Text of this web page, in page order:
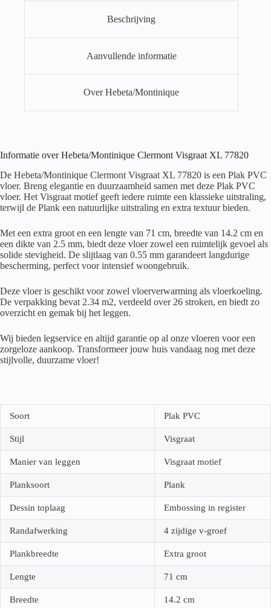
Beschrijving
Aanvullende informatie
Over Hebeta/Montinique
Informatie over Hebeta/Montinique Clermont Visgraat XL 77820
De Hebeta/Montinique Clermont Visgraat XL 77820 is een Plak PVC
vloer. Breng elegantie en duurzaamheid samen met deze Plak PVC
vloer. Het Visgraat motief geeft iedere ruimte een klassieke uitstraling,
terwijl de Plank een natuurlijke uitstraling en extra textuur bieden.
Met een extra groot en een lengte van 71 cm, breedte van 14.2 cm en
een dikte van 2.5 mm, biedt deze vloer zowel een ruimtelijk gevoel als
solide stevigheid. De slijtlaag van 0.55 mm garandeert langdurige
bescherming, perfect voor intensief woongebruik.
Deze vloer is geschikt voor zowel vloerverwarming als vloerkoeling.
De verpakking bevat 2.34 m2, verdeeld over 26 stroken, en biedt zo
overzicht en gemak bij het leggen.
Wij bieden legservice en altijd garantie op al onze vloeren voor een
zorgeloze aankoop. Transformeer jouw huis vandaag nog met deze
stijlvolle, duurzame vloer!
Soort Plak PVC
Stijl Visgraat
Manier van leggen Visgraat motief
Planksoort Plank
Dessin toplaag Embossing in register
Randafwerking 4 zijdige v-groef
Plankbreedte Extra groot
Lengte 71 cm
Breedte 14.2 cm